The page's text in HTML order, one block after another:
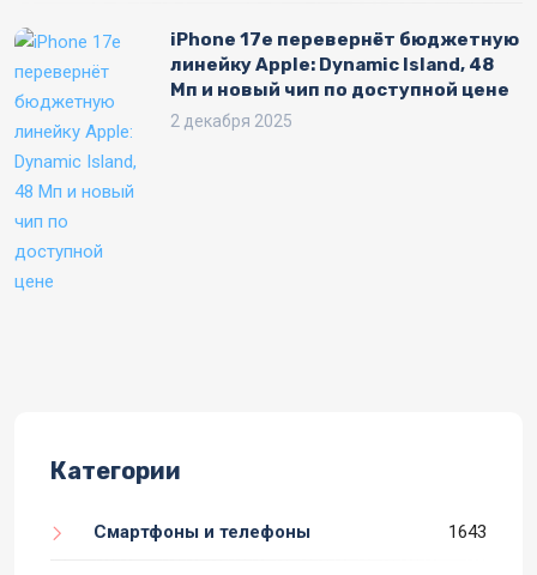
iPhone 17e перевернёт бюджетную
линейку Apple: Dynamic Island, 48
Мп и новый чип по доступной цене
2 декабря 2025
Категории
Смартфоны и телефоны 1643